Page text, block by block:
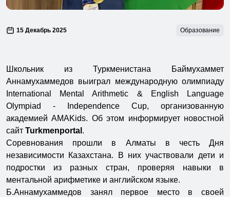
15 Декабрь 2025 Образование
Школьник из Туркменистана Баймухаммет
Аннамухаммедов выиграл международную олимпиаду
International Mental Arithmetic & English Language
Olympiad - Independence Cup, организованную
академией AMAKids. Об этом информирует новостной
сайт Turkmenportal .
Соревнования прошли в Алматы в честь Дня
независимости Казахстана. В них участвовали дети и
подростки из разных стран, проверяя навыки в
ментальной арифметике и английском языке.
Б.Аннамухаммедов занял первое место в своей